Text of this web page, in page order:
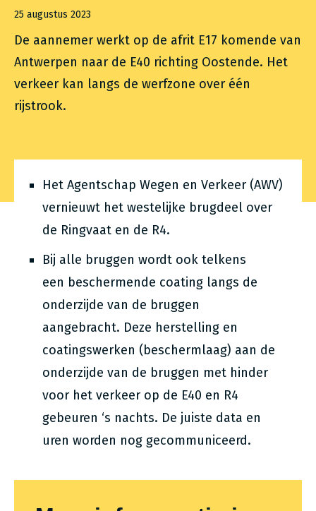
25 augustus 2023
De aannemer werkt op de afrit E17 komende van
Antwerpen naar de E40 richting Oostende. Het
verkeer kan langs de werfzone over één
rijstrook.
Het Agentschap Wegen en Verkeer (AWV)
vernieuwt het westelijke brugdeel over
de Ringvaat en de R4.
Bij alle bruggen wordt ook telkens
een beschermende coating langs de
onderzijde van de bruggen
aangebracht. Deze herstelling en
coatingswerken (beschermlaag) aan de
onderzijde van de bruggen met hinder
voor het verkeer op de E40 en R4
gebeuren ‘s nachts. De juiste data en
uren worden nog gecommuniceerd.